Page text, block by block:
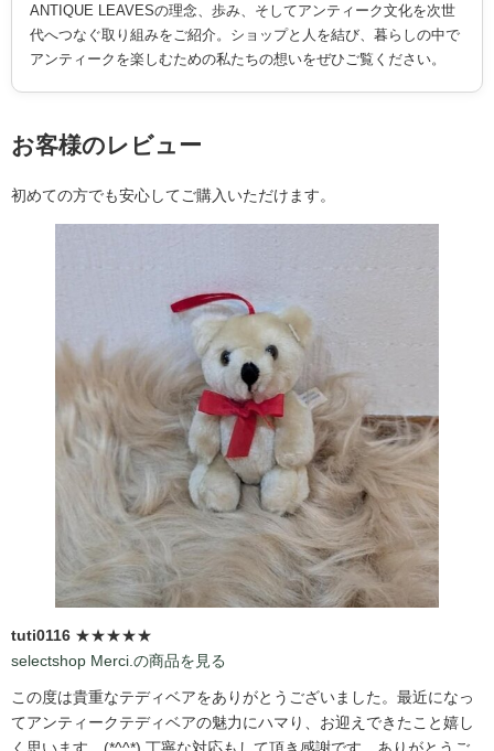
ANTIQUE LEAVESの理念、歩み、そしてアンティーク文化を次世
代へつなぐ取り組みをご紹介。ショップと人を結び、暮らしの中で
アンティークを楽しむための私たちの想いをぜひご覧ください。
お客様のレビュー
初めての方でも安心してご購入いただけます。
tuti0116 ★★★★★
selectshop Merci.の商品を見る
この度は貴重なテディベアをありがとうございました。最近になっ
てアンティークテディベアの魅力にハマり、お迎えできたこと嬉し